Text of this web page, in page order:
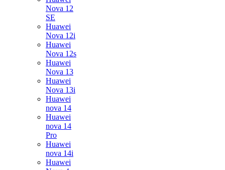
Nova 12
SE
Huawei
Nova 12i
Huawei
Nova 12s
Huawei
Nova 13
Huawei
Nova 13i
Huawei
nova 14
Huawei
nova 14
Pro
Huawei
nova 14i
Huawei